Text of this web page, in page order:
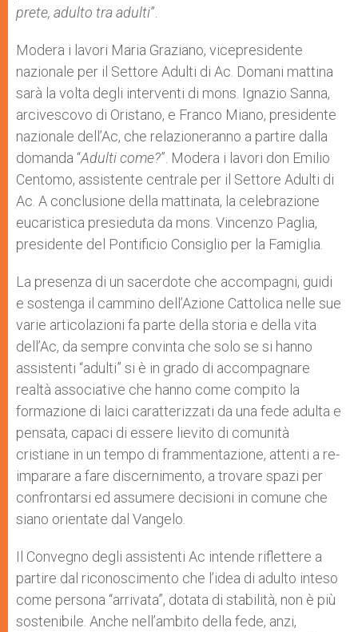
prete, adulto tra adulti”.
Modera i lavori Maria Graziano, vicepresidente
nazionale per il Settore Adulti di Ac. Domani mattina
sarà la volta degli interventi di mons. Ignazio Sanna,
arcivescovo di Oristano, e Franco Miano, presidente
nazionale dell’Ac, che relazioneranno a partire dalla
domanda “Adulti come?”. Modera i lavori don Emilio
Centomo, assistente centrale per il Settore Adulti di
Ac. A conclusione della mattinata, la celebrazione
eucaristica presieduta da mons. Vincenzo Paglia,
presidente del Pontificio Consiglio per la Famiglia.
La presenza di un sacerdote che accompagni, guidi
e sostenga il cammino dell’Azione Cattolica nelle sue
varie articolazioni fa parte della storia e della vita
dell’Ac, da sempre convinta che solo se si hanno
assistenti “adulti” si è in grado di accompagnare
realtà associative che hanno come compito la
formazione di laici caratterizzati da una fede adulta e
pensata, capaci di essere lievito di comunità
cristiane in un tempo di frammentazione, attenti a re-
imparare a fare discernimento, a trovare spazi per
confrontarsi ed assumere decisioni in comune che
siano orientate dal Vangelo.
Il Convegno degli assistenti Ac intende riflettere a
partire dal riconoscimento che l’idea di adulto inteso
come persona “arrivata”, dotata di stabilità, non è più
sostenibile. Anche nell’ambito della fede, anzi,